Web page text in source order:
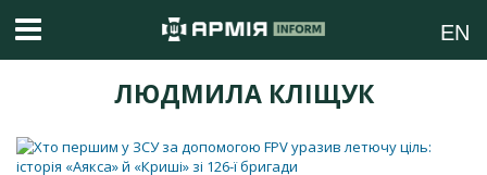
EN
ЛЮДМИЛА КЛІЩУК